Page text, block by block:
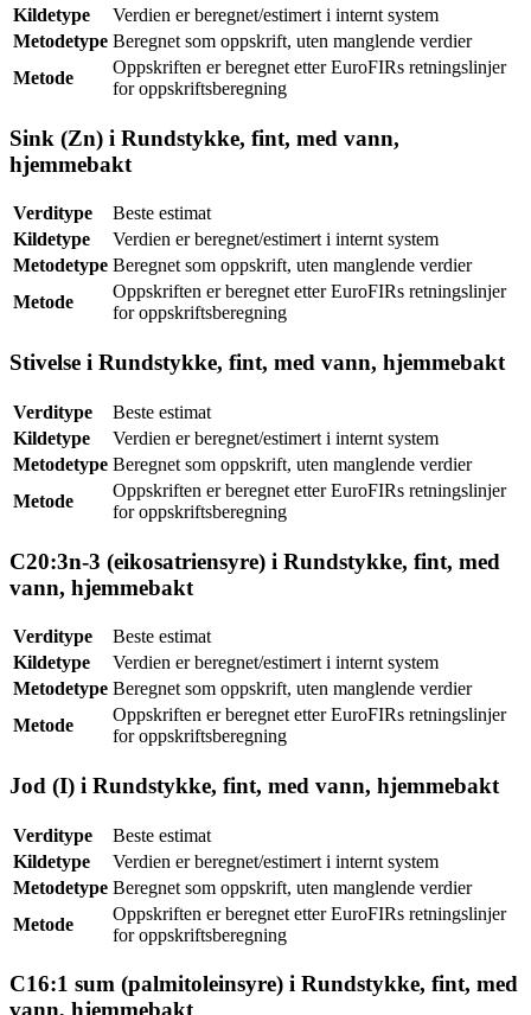
Kildetype
Verdien er beregnet/estimert i internt system
Metodetype Beregnet som oppskrift, uten manglende verdier
Metode
Oppskriften er beregnet etter EuroFIRs retningslinjer
for oppskriftsberegning
Sink (Zn) i Rundstykke, fint, med vann,
hjemmebakt
Verditype
Beste estimat
Kildetype
Verdien er beregnet/estimert i internt system
Metodetype Beregnet som oppskrift, uten manglende verdier
Metode
Oppskriften er beregnet etter EuroFIRs retningslinjer
for oppskriftsberegning
Stivelse i Rundstykke, fint, med vann, hjemmebakt
Verditype
Beste estimat
Kildetype
Verdien er beregnet/estimert i internt system
Metodetype Beregnet som oppskrift, uten manglende verdier
Metode
Oppskriften er beregnet etter EuroFIRs retningslinjer
for oppskriftsberegning
C20:3n-3 (eikosatriensyre) i Rundstykke, fint, med
vann, hjemmebakt
Verditype
Beste estimat
Kildetype
Verdien er beregnet/estimert i internt system
Metodetype Beregnet som oppskrift, uten manglende verdier
Metode
Oppskriften er beregnet etter EuroFIRs retningslinjer
for oppskriftsberegning
Jod (I) i Rundstykke, fint, med vann, hjemmebakt
Verditype
Beste estimat
Kildetype
Verdien er beregnet/estimert i internt system
Metodetype Beregnet som oppskrift, uten manglende verdier
Metode
Oppskriften er beregnet etter EuroFIRs retningslinjer
for oppskriftsberegning
C16:1 sum (palmitoleinsyre) i Rundstykke, fint, med